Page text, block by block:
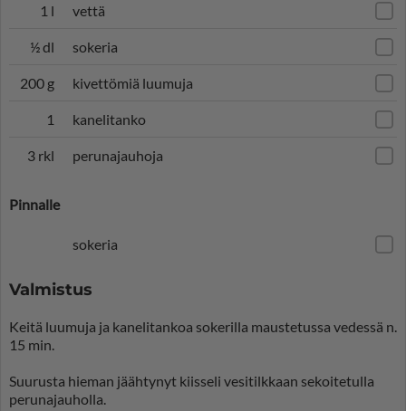
1 l vettä
½ dl sokeria
200 g kivettömiä luumuja
1 kanelitanko
3 rkl perunajauhoja
Pinnalle
sokeria
Valmistus
Keitä luumuja ja kanelitankoa sokerilla maustetussa vedessä n.
15 min.
Suurusta hieman jäähtynyt kiisseli vesitilkkaan sekoitetulla
perunajauholla.